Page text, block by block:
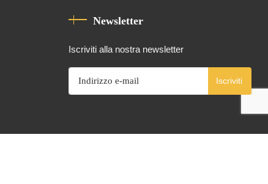
Newsletter
Iscriviti alla nostra newsletter
Iscriviti